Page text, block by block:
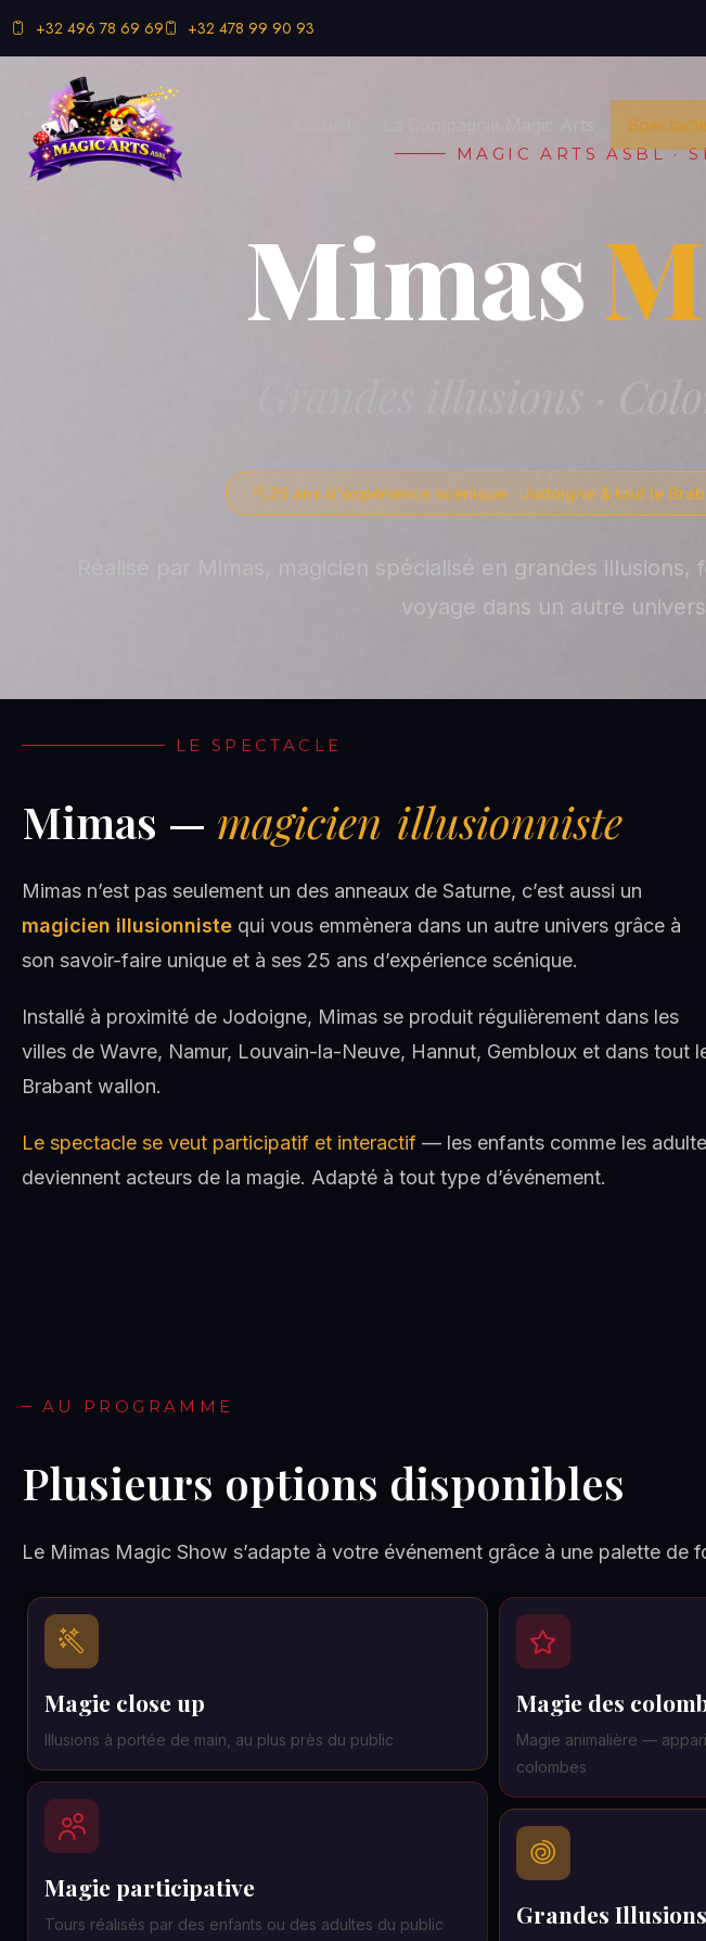
+32 496 78 69 69 +32 478 99 90 93
MAGIC ARTS ASBL ·
Mimas
Grandes illusions ·
25 ans d'expérience scénique · Jodoigne & tout le
Réalisé par Mimas, magicien spécialisé en grandes
voyage dans un autre
LE SPECTACLE
Mimas — magicien illusionniste
Mimas n’est pas seulement un des anneaux de Saturne, c’est aussi un
magicien illusionniste qui vous emmènera dans un autre univers grâce à
son savoir-faire unique et à ses 25 ans d’expérience scénique.
Installé à proximité de Jodoigne, Mimas se produit régulièrement dans les
villes de Wavre, Namur, Louvain-la-Neuve, Hannut, Gembloux et dans tout
Brabant wallon.
Le spectacle se veut participatif et interactif — les enfants comme les
deviennent acteurs de la magie. Adapté à tout type d’événement.
AU PROGRAMME
Plusieurs options disponibles
Le Mimas Magic Show s’adapte à votre événement grâce à une palette de
Magie close up
Illusions à portée de main, au plus près du public
Magie participative
Tours réalisés par des enfants ou des adultes du public
Magie des
Magie animalière —
colombes
Grandes Illusions